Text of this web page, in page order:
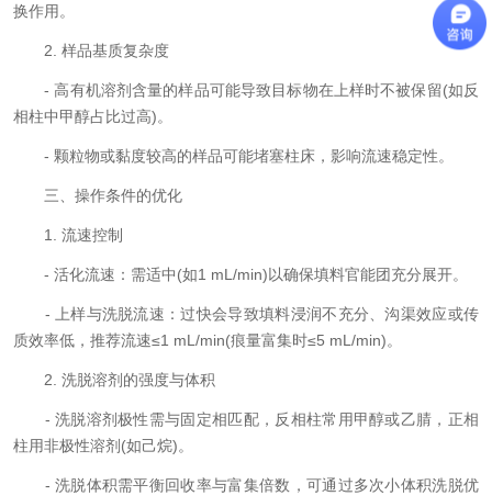
换作用。
2. 样品基质复杂度
- 高有机溶剂含量的样品可能导致目标物在上样时不被保留(如反
相柱中甲醇占比过高)。
- 颗粒物或黏度较高的样品可能堵塞柱床，影响流速稳定性。
三、操作条件的优化
1. 流速控制
- 活化流速：需适中(如1 mL/min)以确保填料官能团充分展开。
- 上样与洗脱流速：过快会导致填料浸润不充分、沟渠效应或传
质效率低，推荐流速≤1 mL/min(痕量富集时≤5 mL/min)。
2. 洗脱溶剂的强度与体积
- 洗脱溶剂极性需与固定相匹配，反相柱常用甲醇或乙腈，正相
柱用非极性溶剂(如己烷)。
- 洗脱体积需平衡回收率与富集倍数，可通过多次小体积洗脱优